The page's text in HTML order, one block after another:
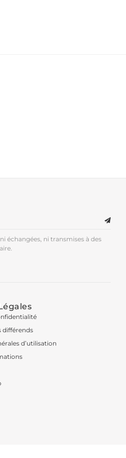
échangées, ni transmises à des
différends
d’utilisation